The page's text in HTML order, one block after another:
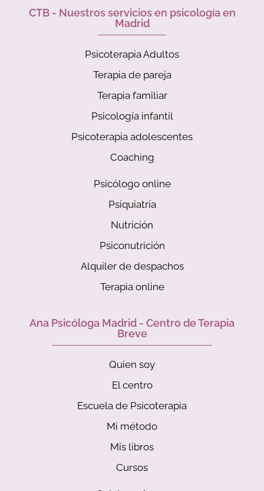
CTB - Nuestros servicios en psicología en
Madrid
Psicoterapia Adultos
Terapia de pareja
Terapia familiar
Psicología infantil
Psicoterapia adolescentes
Coaching
Psicólogo online
Psiquiatría
Nutrición
Psiconutrición
Alquiler de despachos
Terapia online
Ana Psicóloga Madrid - Centro de Terapia
Breve
Quien soy
El centro
Escuela de Psicoterapia
Mi método
Mis libros
Cursos